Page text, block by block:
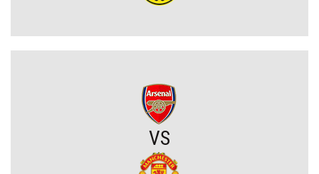
Zwycięski start ekipy Lewandowskiego w pucharach. Boczni
VS